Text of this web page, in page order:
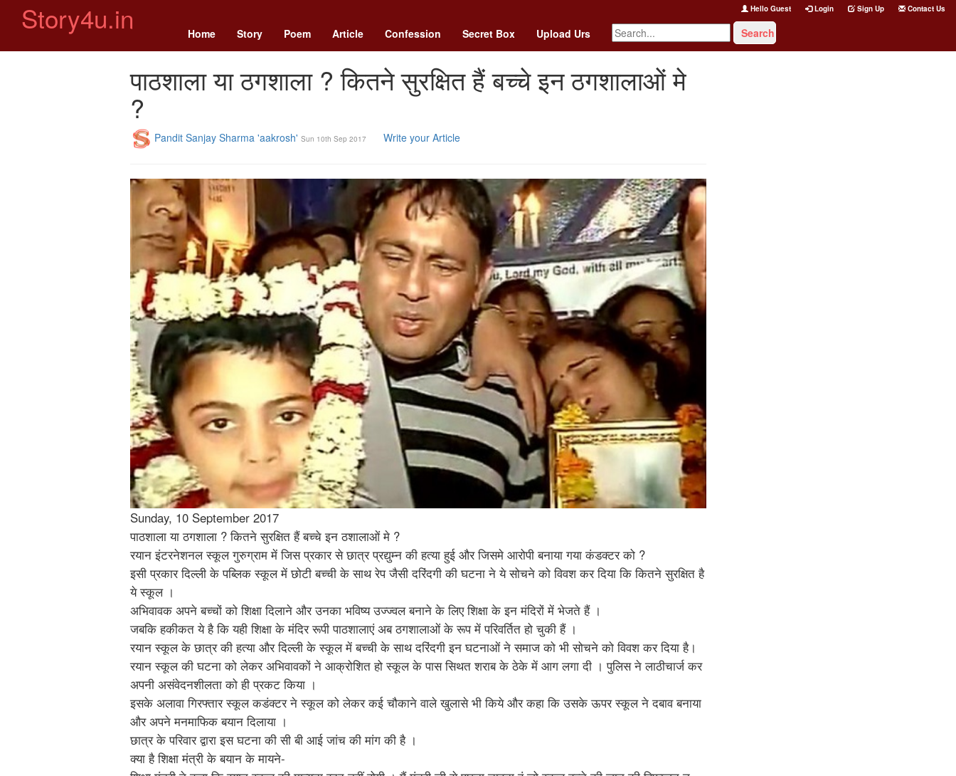
Story4u.in Hello Guest Login Sign Up Contact Us
Home Story Poem Article Confession Secret Box Upload Urs
पाठशाला या ठगशाला ? कितने सुरक्षित हैं बच्चे इन ठगशालाओं मे
?
Pandit Sanjay Sharma 'aakrosh' Sun 10th Sep 2017 Write your Article
Sunday, 10 September 2017
पाठशाला या ठगशाला ? कितने सुरक्षित हैं बच्चे इन ठशालाओं मे ?
रयान इंटरनेशनल स्कूल गुरुग्राम में जिस प्रकार से छात्र प्रद्युम्न की हत्या हुई और जिसमे आरोपी बनाया गया कंडक्टर को ?
इसी प्रकार दिल्ली के पब्लिक स्कूल में छोटी बच्ची के साथ रेप जैसी दरिंदगी की घटना ने ये सोचने को विवश कर दिया कि कितने सुरक्षित है
ये स्कूल ।
अभिवावक अपने बच्चों को शिक्षा दिलाने और उनका भविष्य उज्ज्वल बनाने के लिए शिक्षा के इन मंदिरों में भेजते हैं ।
जबकि हकीकत ये है कि यही शिक्षा के मंदिर रूपी पाठशालाएं अब ठगशालाओं के रूप में परिवर्तित हो चुकी हैं ।
रयान स्कूल के छात्र की हत्या और दिल्ली के स्कूल में बच्ची के साथ दरिंदगी इन घटनाओं ने समाज को भी सोचने को विवश कर दिया है।
रयान स्कूल की घटना को लेकर अभिवावकों ने आक्रोशित हो स्कूल के पास सिथत शराब के ठेके में आग लगा दी । पुलिस ने लाठीचार्ज कर
अपनी असंवेदनशीलता को ही प्रकट किया ।
इसके अलावा गिरफ्तार स्कूल कडंक्टर ने स्कूल को लेकर कई चौकाने वाले खुलासे भी किये और कहा कि उसके ऊपर स्कूल ने दबाव बनाया
और अपने मनमाफिक बयान दिलाया ।
छात्र के परिवार द्वारा इस घटना की सी बी आई जांच की मांग की है ।
क्या है शिक्षा मंत्री के बयान के मायने-